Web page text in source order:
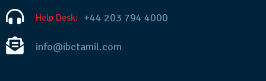
Help Desk: +44 203 794 4000
info@ibctamil.com